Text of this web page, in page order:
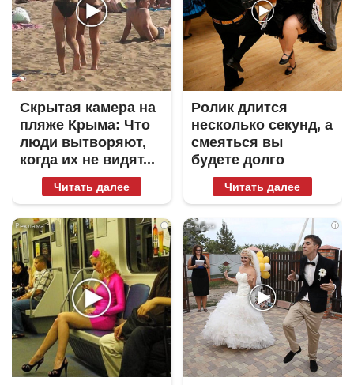
Скрытая камера на
пляже Крыма: Что
люди вытворяют,
когда их не видят...
Читать далее
Ролик длится
несколько секунд, а
смеяться вы
будете долго
Читать далее
i i